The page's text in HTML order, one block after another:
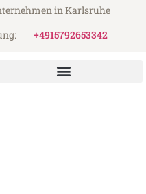
in Karlsruhe
+4915792653342